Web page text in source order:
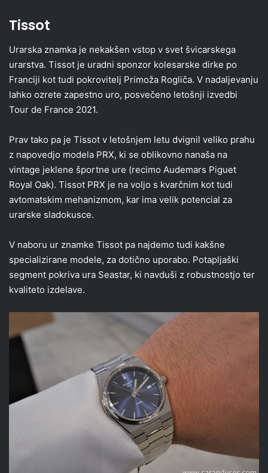
Tissot
Urarska znamka je nekakšen vstop v svet švicarskega
urarstva. Tissot je uradni sponzor kolesarske dirke po
Franciji kot tudi pokrovitelj Primoža Rogliča. V nadaljevanju
lahko ozrete zapestno uro, posvečeno letošnji izvedbi
Tour de France 2021.
Prav tako pa je Tissot v letošnjem letu dvignil veliko prahu
z napovedjo modela PRX, ki se oblikovno nanaša na
vintage jeklene športne ure (recimo Audemars Piguet
Royal Oak). Tissot PRX je na voljo s kvarčnim kot tudi
avtomatskim mehanizmom, kar ima velik potencial za
urarske sladokusce.
V naboru ur znamke Tissot pa najdemo tudi kakšne
specializirane modele, za dotično uporabo. Potapljaški
segment pokriva ura Seastar, ki navduši z robustnostjo ter
kvaliteto izdelave.